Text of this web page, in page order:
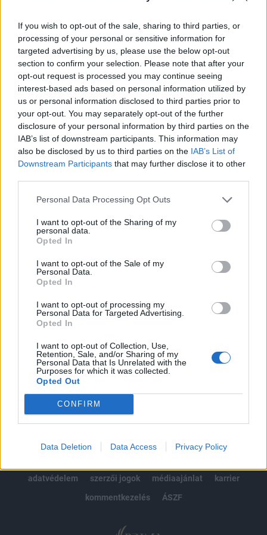
If you wish to opt-out of the sale, sharing to third parties, or
processing of your personal or sensitive information for
targeted advertising by us, please use the below opt-out
section to confirm your selection. Please note that after your
opt-out request is processed you may continue seeing
interest-based ads based on personal information utilized by
us or personal information disclosed to third parties prior to
your opt-out. You may separately opt-out of the further
disclosure of your personal information by third parties on the
IAB’s list of downstream participants. This information may
also be disclosed by us to third parties on the IAB’s List of
Downstream Participants that may further disclose it to other
Personal Data Processing Opt Outs
I want to opt-out of the Sharing of my
personal data.
Opted In
I want to opt-out of the Sale of my
Personal Data.
Opted In
I want to opt-out of processing my
Personal Data for Targeted Advertising.
Opted In
I want to opt-out of Collection, Use,
Retention, Sale, and/or Sharing of my
Personal Data that Is Unrelated with the
Purposes for which it was collected.
Opted Out
CONFIRM
Data Deletion Data Access Privacy Policy
jelentette ki Volodimir Zelenszkij ukrán elnök.
Az elmúlt napokban több cikket is lehetett olvasni arról,
hogy az Egyesült Államok nyomására nem fogják
meghívni Ukrajnát az idei NATO-csúcsra, erről kérdezték
Zelenszkij elnököt mai, Friedrich Merz német kancellárral
rendezett közös sajtótájékoztatóján. A legfontosabb az,
hogy Ukrajna részt tudjon venni rajta és természetesen a
részvétel eredménye. A véleményem az...
KEDVES OLVASÓNK!
Az előfizetés a következőket tartalmazza:
Portfolio.hu teljes cikkarchívum
Kötéslisták: BÉT elmúlt 2 év napon belüli
kötéslistái
Előfizetés
MÁR ELŐFIZETŐNK VAGY?BEJELENTKEZÉS
adatvédelem
szerzői jogok médiaajánlat
karrier
kommentkezelés
ÁSZF